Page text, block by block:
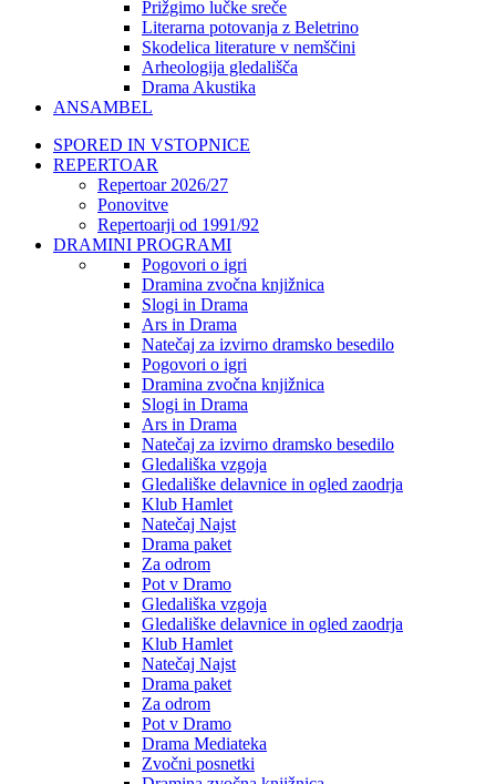
Prižgimo lučke sreče
Literarna potovanja z Beletrino
Skodelica literature v nemščini
Arheologija gledališča
Drama Akustika
ANSAMBEL
SPORED IN VSTOPNICE
REPERTOAR
Repertoar 2026/27
Ponovitve
Repertoarji od 1991/92
DRAMINI PROGRAMI
Pogovori o igri
Dramina zvočna knjižnica
Slogi in Drama
Ars in Drama
Natečaj za izvirno dramsko besedilo
Pogovori o igri
Dramina zvočna knjižnica
Slogi in Drama
Ars in Drama
Natečaj za izvirno dramsko besedilo
Gledališka vzgoja
Gledališke delavnice in ogled zaodrja
Klub Hamlet
Natečaj Najst
Drama paket
Za odrom
Pot v Dramo
Gledališka vzgoja
Gledališke delavnice in ogled zaodrja
Klub Hamlet
Natečaj Najst
Drama paket
Za odrom
Pot v Dramo
Drama Mediateka
Zvočni posnetki